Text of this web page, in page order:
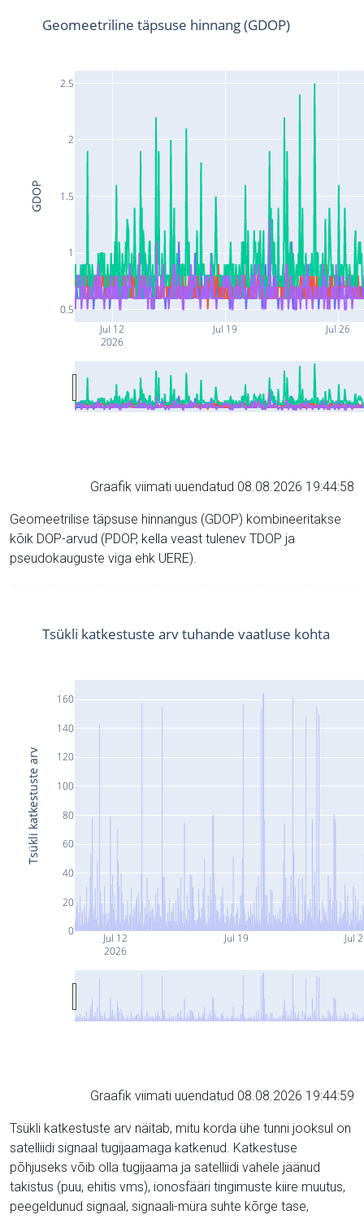
Jul 12
2026
Jul 19 Jul 26
0.5
1
1.5
2
2.5
Geomeetriline täpsuse hinnang (GDOP)
GDOP
Graafik viimati uuendatud 08.08.2026 19:44:58
Geomeetrilise täpsuse hinnangus (GDOP) kombineeritakse
kõik DOP-arvud (PDOP, kella veast tulenev TDOP ja
pseudokauguste viga ehk UERE).
Jul 12
2026
Jul 19 Jul
0
20
40
60
80
100
120
140
160
Tsükli katkestuste arv tuhande vaatluse kohta
Tsükli katkestuste arv
Graafik viimati uuendatud 08.08.2026 19:44:59
Tsükli katkestuste arv näitab, mitu korda ühe tunni jooksul on
satelliidi signaal tugijaamaga katkenud. Katkestuse
põhjuseks võib olla tugijaama ja satelliidi vahele jäänud
takistus (puu, ehitis vms), ionosfääri tingimuste kiire muutus,
peegeldunud signaal, signaali-müra suhte kõrge tase,